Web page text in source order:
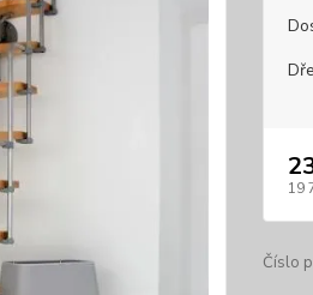
19
Číslo